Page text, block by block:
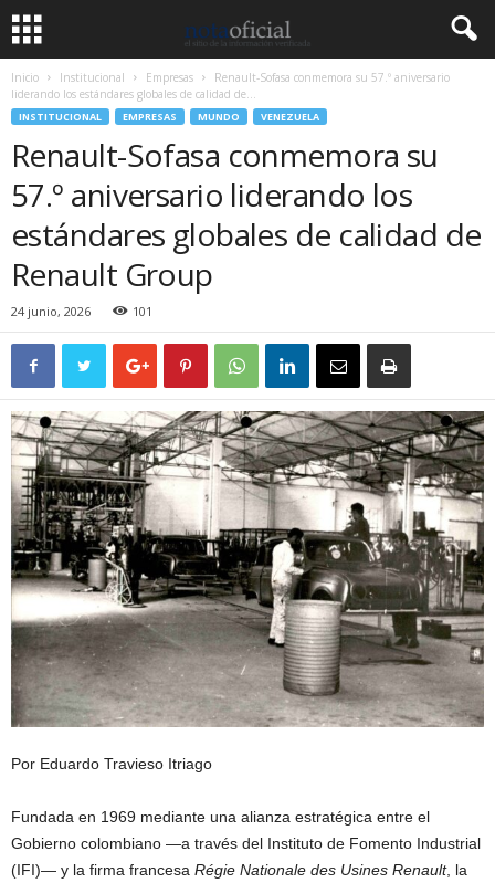
Inicio Institucional Empresas
Renault-Sofasa conmemora su 57.º aniversario
liderando los estándares globales de calidad de...
INSTITUCIONAL EMPRESAS MUNDO VENEZUELA
Renault-Sofasa conmemora su
57.º aniversario liderando los
estándares globales de calidad de
Renault Group
24 junio, 2026 101
Por Eduardo Travieso Itriago
Fundada en 1969 mediante una alianza estratégica entre el
Gobierno colombiano —a través del Instituto de Fomento Industrial
(IFI)— y la firma francesa Régie Nationale des Usines Renault, la